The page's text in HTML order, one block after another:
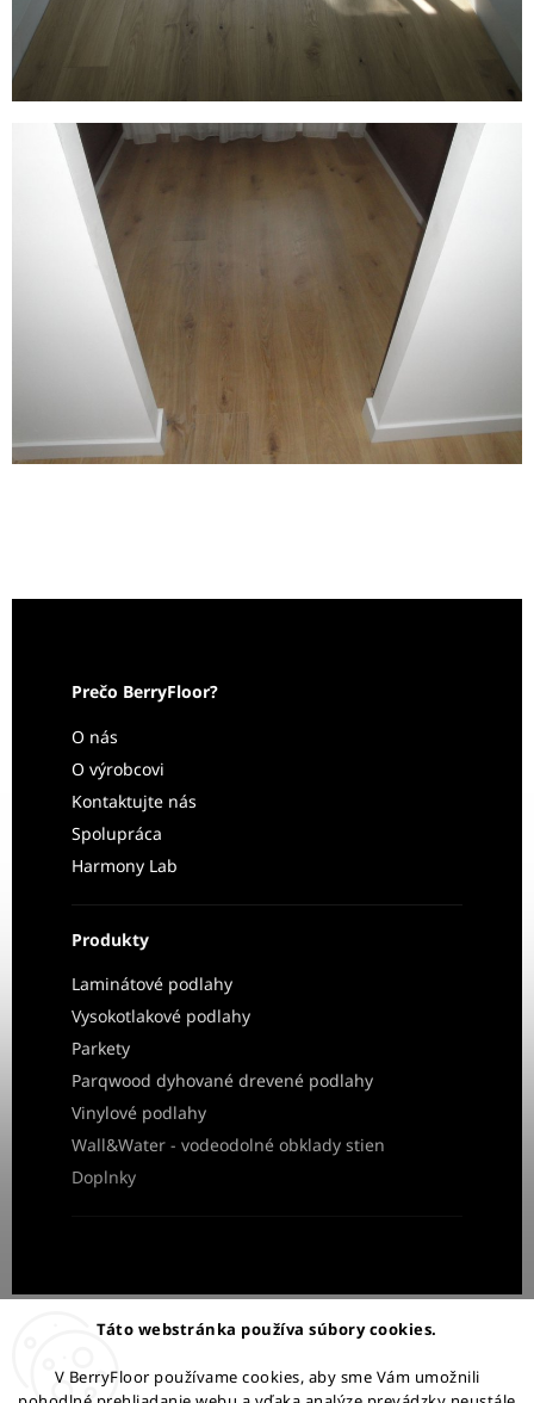
Táto webstránka používa súbory cookies.
V BerryFloor používame cookies, aby sme Vám umožnili
Prečo BerryFloor?
O nás
O výrobcovi
Kontaktujte nás
Spolupráca
Harmony Lab
Produkty
Laminátové podlahy
Vysokotlakové podlahy
Parkety
Parqwood dyhované drevené podlahy
Vinylové podlahy
Wall&Water - vodeodolné obklady stien
Doplnky
Obchodné podmienkyOchrana osobných údajov